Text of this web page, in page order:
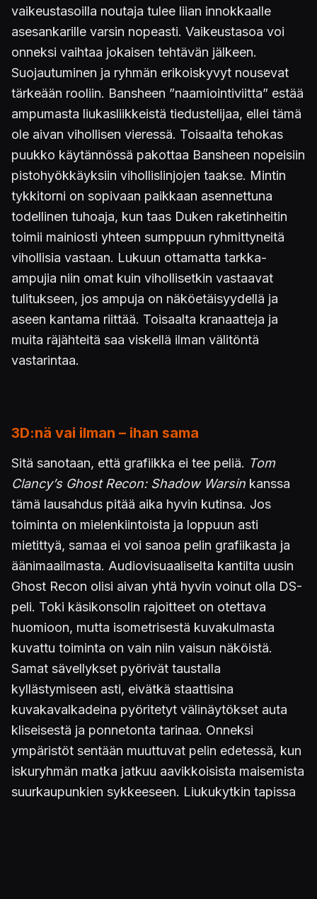
vaikeustasoilla noutaja tulee liian innokkaalle
asesankarille varsin nopeasti. Vaikeustasoa voi
onneksi vaihtaa jokaisen tehtävän jälkeen.
Suojautuminen ja ryhmän erikoiskyvyt nousevat
tärkeään rooliin. Bansheen ”naamiointiviitta” estää
ampumasta liukasliikkeistä tiedustelijaa, ellei tämä
ole aivan vihollisen vieressä. Toisaalta tehokas
puukko käytännössä pakottaa Bansheen nopeisiin
pistohyökkäyksiin vihollislinjojen taakse. Mintin
tykkitorni on sopivaan paikkaan asennettuna
todellinen tuhoaja, kun taas Duken raketinheitin
toimii mainiosti yhteen sumppuun ryhmittyneitä
vihollisia vastaan. Lukuun ottamatta tarkka-
ampujia niin omat kuin vihollisetkin vastaavat
tulitukseen, jos ampuja on näköetäisyydellä ja
aseen kantama riittää. Toisaalta kranaatteja ja
muita räjähteitä saa viskellä ilman välitöntä
vastarintaa.
3D:nä vai ilman – ihan sama
Sitä sanotaan, että grafiikka ei tee peliä. Tom
Clancy’s Ghost Recon: Shadow Warsin kanssa
tämä lausahdus pitää aika hyvin kutinsa. Jos
toiminta on mielenkiintoista ja loppuun asti
mietittyä, samaa ei voi sanoa pelin grafiikasta ja
äänimaailmasta. Audiovisuaaliselta kantilta uusin
Ghost Recon olisi aivan yhtä hyvin voinut olla DS-
peli. Toki käsikonsolin rajoitteet on otettava
huomioon, mutta isometrisestä kuvakulmasta
kuvattu toiminta on vain niin vaisun näköistä.
Samat sävellykset pyörivät taustalla
kyllästymiseen asti, eivätkä staattisina
kuvakavalkadeina pyöritetyt välinäytökset auta
kliseisestä ja ponnetonta tarinaa. Onneksi
ympäristöt sentään muuttuvat pelin edetessä, kun
iskuryhmän matka jatkuu aavikkoisista maisemista
suurkaupunkien sykkeeseen. Liukukytkin tapissa